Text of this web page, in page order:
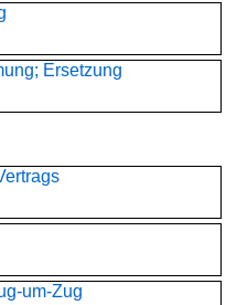
Ersetzung
um-Zug